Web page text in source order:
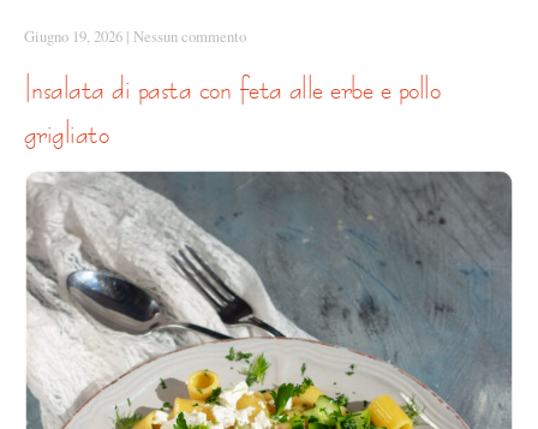
Giugno 19, 2026 | Nessun commento
insalata di pasta con feta alle erbe e pollo
grigliato